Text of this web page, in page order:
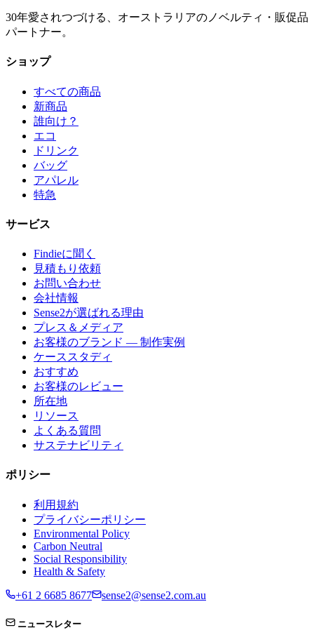
30年愛されつづける、オーストラリアのノベルティ・販促品
パートナー。
ショップ
すべての商品
新商品
誰向け？
エコ
ドリンク
バッグ
アパレル
特急
サービス
Findieに聞く
見積もり依頼
お問い合わせ
会社情報
Sense2が選ばれる理由
プレス＆メディア
お客様のブランド — 制作実例
ケーススタディ
おすすめ
お客様のレビュー
所在地
リソース
よくある質問
サステナビリティ
ポリシー
利用規約
プライバシーポリシー
Environmental Policy
Carbon Neutral
Social Responsibility
Health & Safety
+61 2 6685 8677
sense2@sense2.com.au
ニュースレター